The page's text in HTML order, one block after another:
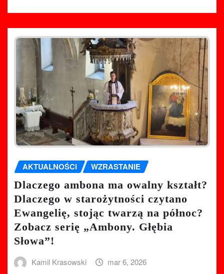
AKTUALNOŚCI WZRASTANIE
Dlaczego ambona ma owalny kształt?
Dlaczego w starożytności czytano
Ewangelię, stojąc twarzą na północ?
Zobacz serię „Ambony. Głębia
Słowa”!
Kamil Krasowski mar 6, 2026